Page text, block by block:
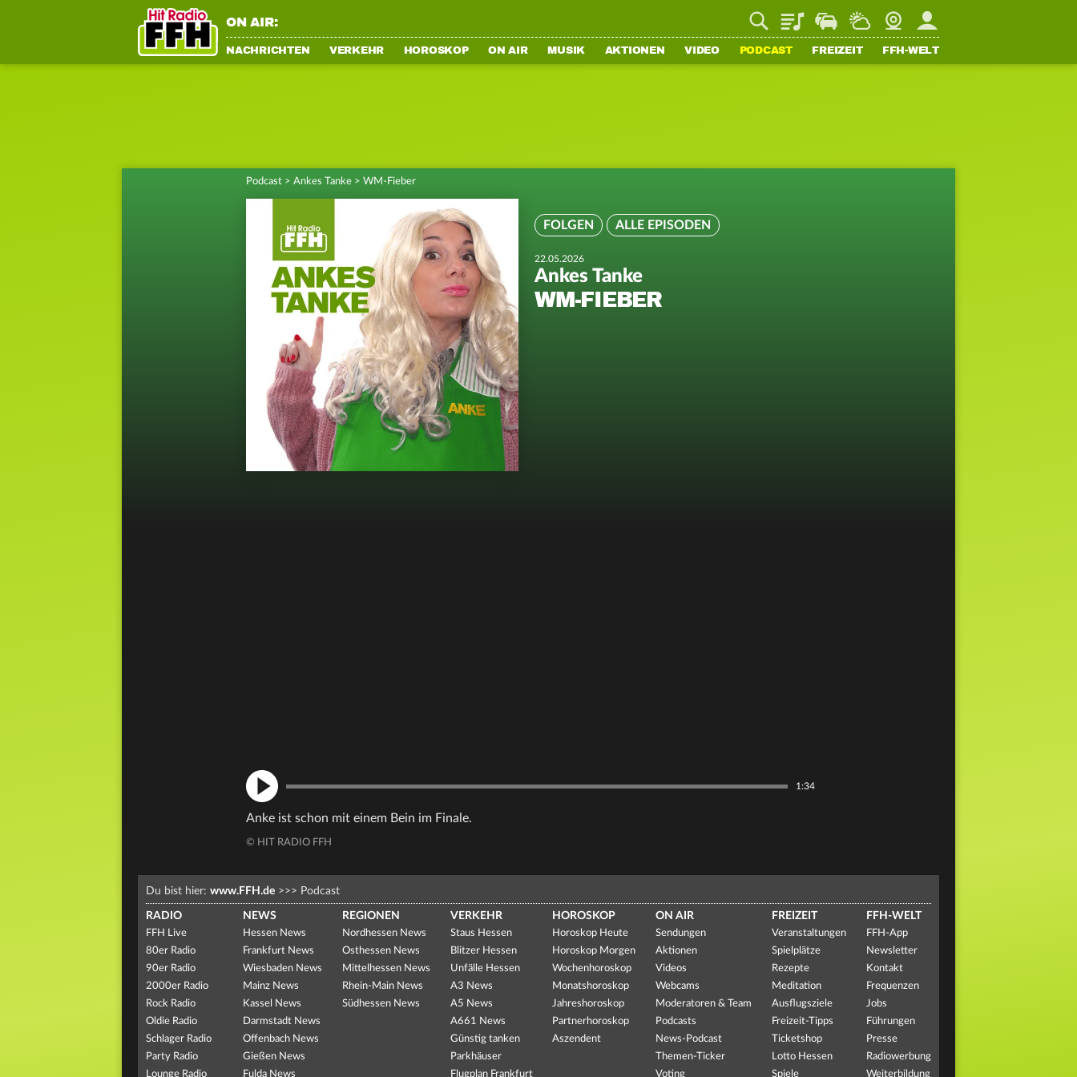
ON AIR: PlaylistStaupilotWetterWebcamMein FFH
NACHRICHTEN VERKEHR HOROSKOP ON AIR MUSIK AKTIONEN VIDEO PODCAST FREIZEIT FFH-WELT
Podcast > Ankes Tanke > WM-Fieber
FOLGEN ALLE EPISODEN
22.05.2026
Ankes Tanke
WM-FIEBER
1:34
Anke ist schon mit einem Bein im Finale.
© HIT RADIO FFH
Du bist hier: www.FFH.de >>> Podcast
RADIO
FFH Live
80er Radio
90er Radio
2000er Radio
Rock Radio
Oldie Radio
Schlager Radio
Party Radio
Lounge Radio
NEWS
Hessen News
Frankfurt News
Wiesbaden News
Mainz News
Kassel News
Darmstadt News
Offenbach News
Gießen News
Fulda News
REGIONEN
Nordhessen News
Osthessen News
Mittelhessen News
Rhein-Main News
Südhessen News
VERKEHR
Staus Hessen
Blitzer Hessen
Unfälle Hessen
A3 News
A5 News
A661 News
Günstig tanken
Parkhäuser
Flugplan Frankfurt
HOROSKOP
Horoskop Heute
Horoskop Morgen
Wochenhoroskop
Monatshoroskop
Jahreshoroskop
Partnerhoroskop
Aszendent
ON AIR
Sendungen
Aktionen
Videos
Webcams
Moderatoren & Team
Podcasts
News-Podcast
Themen-Ticker
Voting
FREIZEIT
Veranstaltungen
Spielplätze
Rezepte
Meditation
Ausflugsziele
Freizeit-Tipps
Ticketshop
Lotto Hessen
Spiele
FFH-WELT
FFH-App
Newsletter
Kontakt
Frequenzen
Jobs
Führungen
Presse
Radiowerbung
Weiterbildung